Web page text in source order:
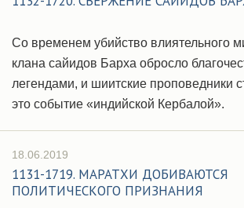
Со временем убийство влиятельного
клана сайидов Барха обросло
легендами, и шиитские проповедники
это событие «индийской Кербалой».
18.06.2019
1131-1719. МАРАТХИ ДОБИВАЮТСЯ
ПОЛИТИЧЕСКОГО ПРИЗНАНИЯ